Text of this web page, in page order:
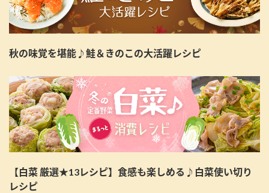
秋の味覚を堪能♪鮭＆きのこの大活躍レシピ
【白菜 厳選★13レシピ】食感も楽しめる♪白菜使い切り
レシピ